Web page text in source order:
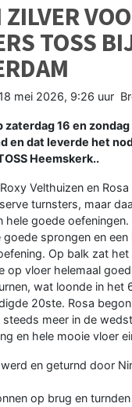
TOSS
18 mei 2026, 9:26 uur
zaterdag 16 en
en dat leverde het
Heemskerk..
Velthuizen en
turnsters, maar
hele goede
sprongen en
Op balk zat het
op vloer helemaal
wat loonde in het
20ste. Rosa
meer in de
en hele mooie vloer
en geturnd door
op brug en